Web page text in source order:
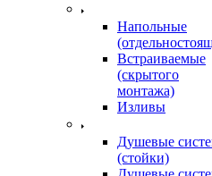
Напольные
Встраиваемые
(скрытого
монтажа)
Изливы
Душевые
(стойки)